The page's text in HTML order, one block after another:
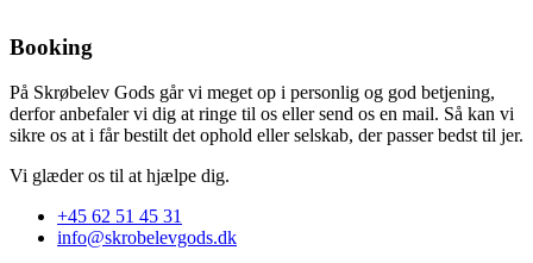
Booking
På Skrøbelev Gods går vi meget op i personlig og god betjening,
derfor anbefaler vi dig at ringe til os eller send os en mail. Så kan vi
sikre os at i får bestilt det ophold eller selskab, der passer bedst til jer.
Vi glæder os til at hjælpe dig.
+45 62 51 45 31
info@skrobelevgods.dk